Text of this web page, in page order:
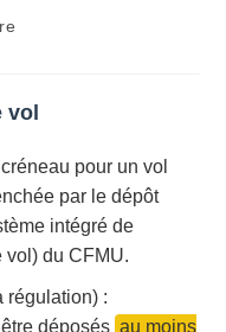
vol
pour un vol
par le dépôt
intégré de
vol) du CFMU.
régulation) :
déposés au moins